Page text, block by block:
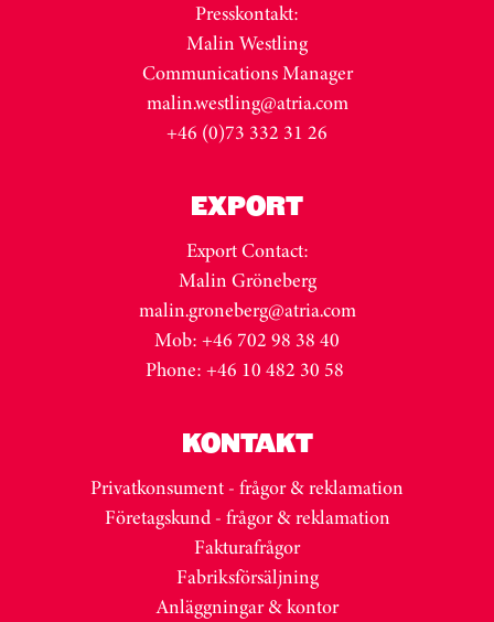
Presskontakt:
Malin Westling
Communications Manager
malin.westling@atria.com
+46 (0)73 332 31 26
EXPORT
Export Contact:
Malin Gröneberg
malin.groneberg@atria.com
Mob: +46 702 98 38 40
Phone: +46 10 482 30 58
KONTAKT
Privatkonsument - frågor & reklamation
Företagskund - frågor & reklamation
Fakturafrågor
Fabriksförsäljning
Anläggningar & kontor